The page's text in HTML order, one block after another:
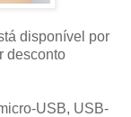
disponível por
desconto
USB, USB-